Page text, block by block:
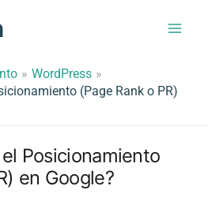
WordPress
(Page Rank o PR)
Posicionamiento
en Google?